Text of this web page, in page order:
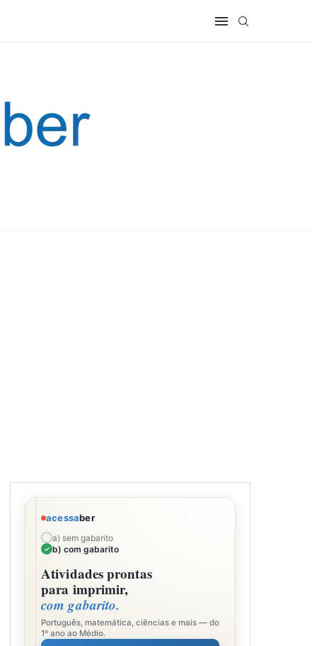
acessaber
a) sem gabarito
b) com gabarito
Atividades prontas
para imprimir,
com gabarito.
Português, matemática, ciências e mais — do
1º ano ao Médio.